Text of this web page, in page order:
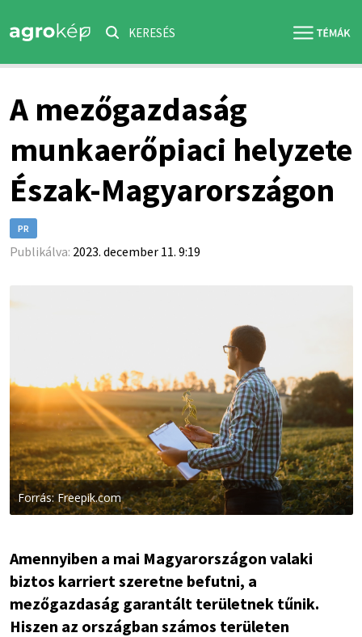
KERESÉS
A mezőgazdaság
munkaerőpiaci helyzete
Észak-Magyarországon
PR
Publikálva: 2023. december 11. 9:19
Forrás: Freepik.com
Amennyiben a mai Magyarországon valaki
biztos karriert szeretne befutni, a
mezőgazdaság garantált területnek tűnik.
Hiszen az országban számos területen